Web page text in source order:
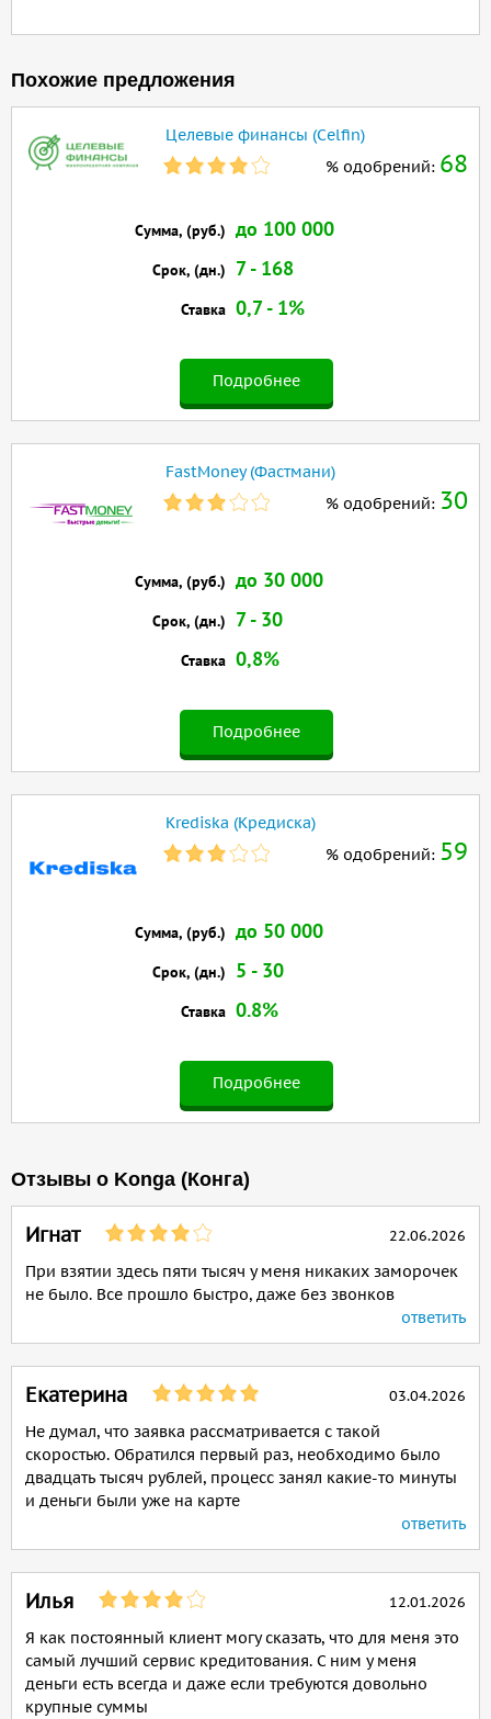
Похожие предложения
Целевые финансы (Celfin)
% одобрений: 68
Подробнее
Сумма, (руб.) до 100 000
Срок, (дн.) 7 - 168
Ставка 0,7 - 1%
FastMoney (Фастмани)
% одобрений: 30
Подробнее
Сумма, (руб.) до 30 000
Срок, (дн.) 7 - 30
Ставка 0,8%
Krediska (Кредиска)
% одобрений: 59
Подробнее
Сумма, (руб.) до 50 000
Срок, (дн.) 5 - 30
Ставка 0.8%
Отзывы о Konga (Конга)
Игнат 22.06.2026
При взятии здесь пяти тысяч у меня никаких заморочек
не было. Все прошло быстро, даже без звонков
ответить
Екатерина 03.04.2026
Не думал, что заявка рассматривается с такой
скоростью. Обратился первый раз, необходимо было
двадцать тысяч рублей, процесс занял какие-то минуты
и деньги были уже на карте
ответить
Илья 12.01.2026
Я как постоянный клиент могу сказать, что для меня это
самый лучший сервис кредитования. С ним у меня
деньги есть всегда и даже если требуются довольно
крупные суммы